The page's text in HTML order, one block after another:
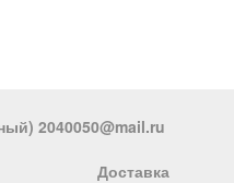
2040050@mail.ru
Доставка